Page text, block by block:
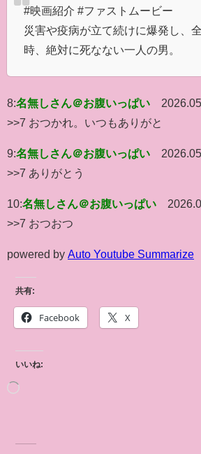
#映画紹介 #ファストムービー
災害や疫病が立て続けに爆発し、
時、絶対に死なない一人の男。
8:名無しさん＠お腹いっぱい
>>7 おつかれ。いつもありがと
9:名無しさん＠お腹いっぱい
>>7 ありがとう
10:名無しさん＠お腹いっぱい
>>7 おつおつ
powered by Auto Youtube Summarize
共有:
Facebook X
いいね: